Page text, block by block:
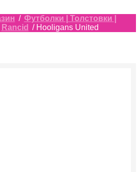
/ Футболки | Толстовки |
Rancid / Hooligans United